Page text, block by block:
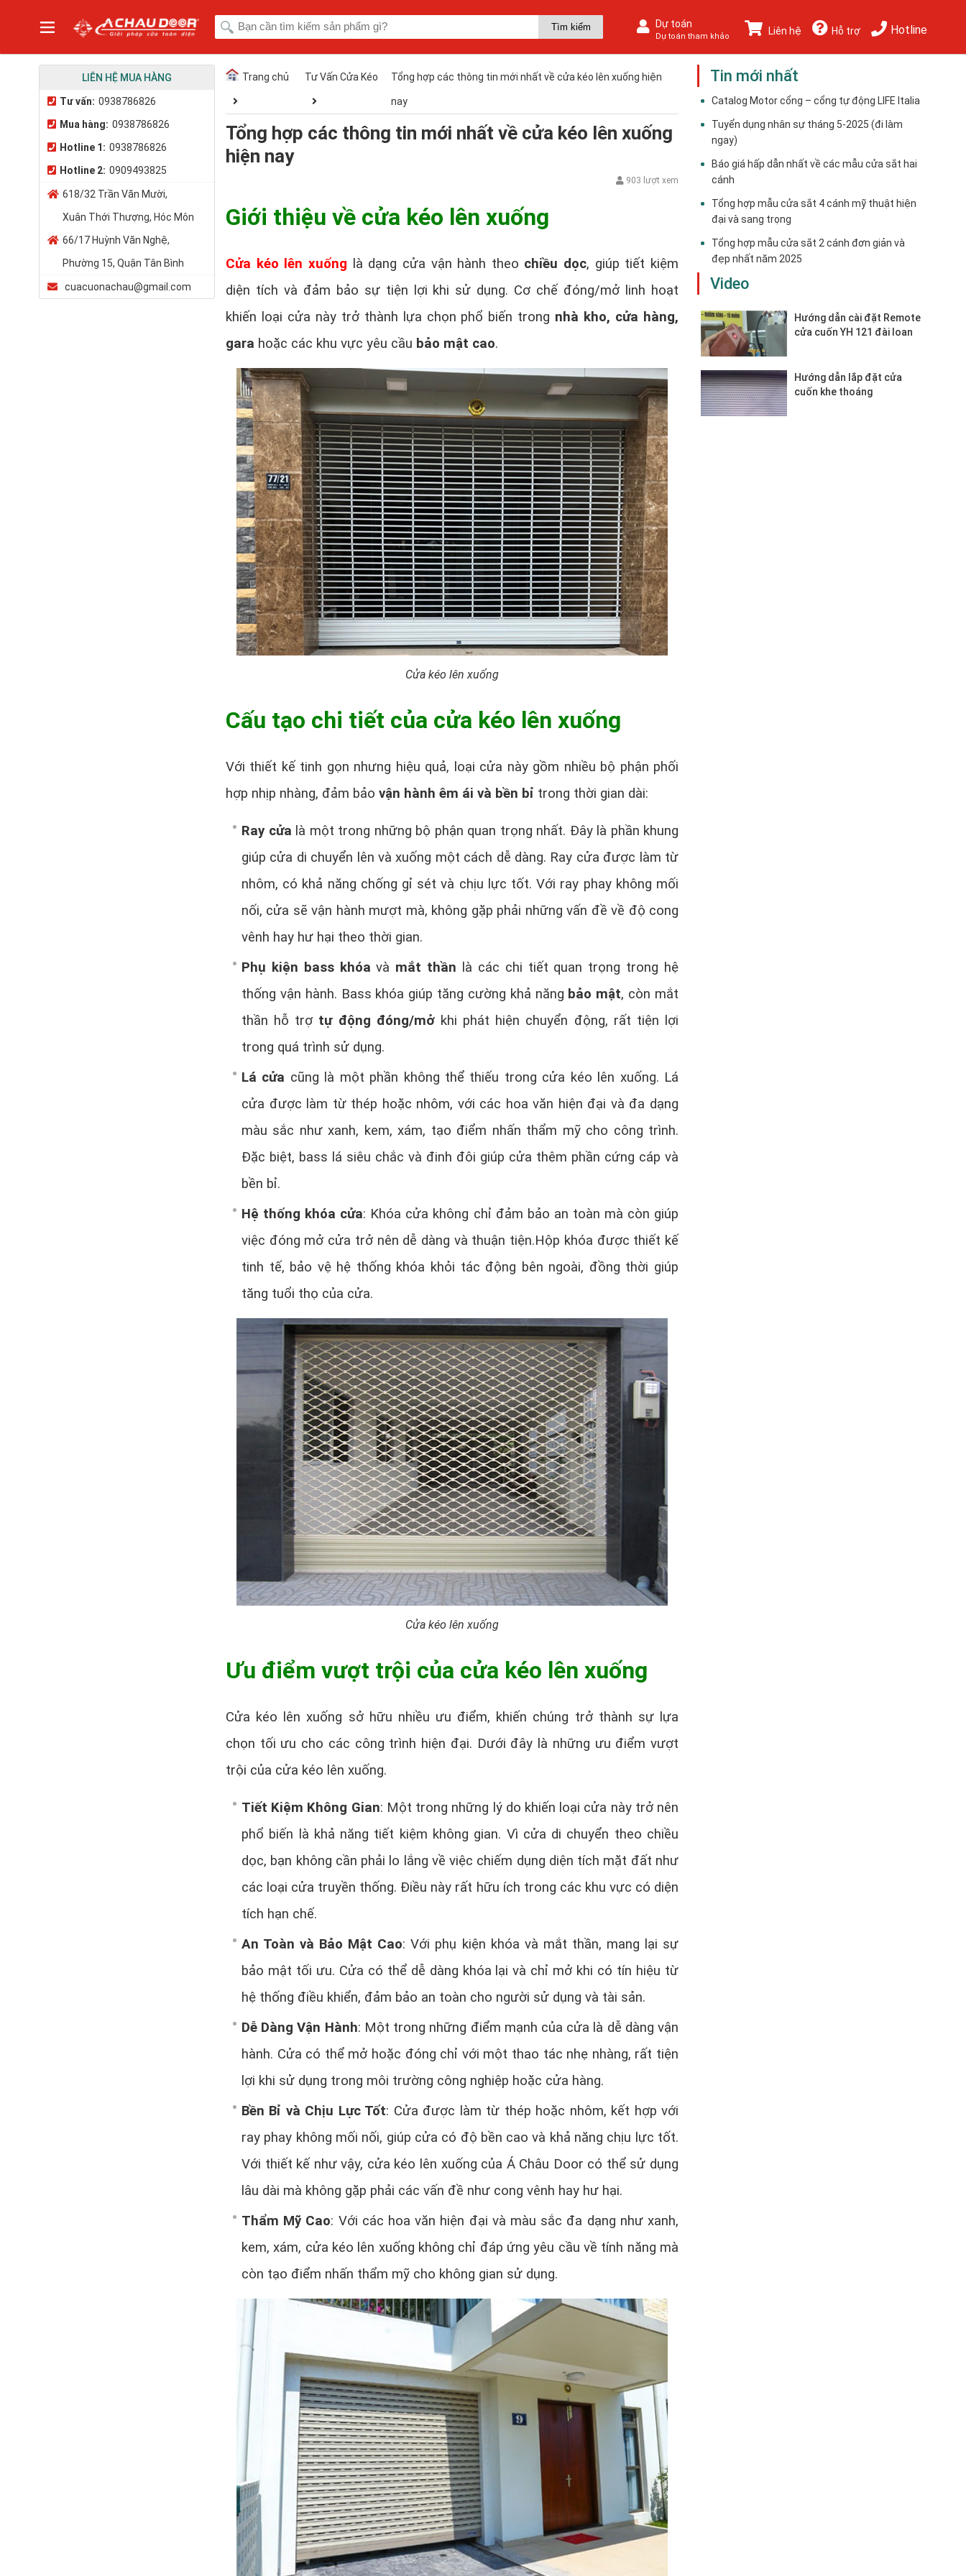
Dự toán
Dự toán tham khảo Liên hệ Hỗ trợ Hotline
LIÊN HỆ MUA HÀNG
Tư vấn: 0938786826
Mua hàng: 0938786826
Hotline 1: 0938786826
Hotline 2: 0909493825
618/32 Trần Văn Mười,
Xuân Thới Thượng, Hóc Môn
66/17 Huỳnh Văn Nghệ,
Phường 15, Quận Tân Bình
cuacuonachau@gmail.com
Trang chủ Tư Vấn Cửa Kéo Tổng hợp các thông tin mới nhất về cửa kéo lên xuống hiện
nay
Tổng hợp các thông tin mới nhất về cửa kéo lên xuống
hiện nay
903 lượt xem
Giới thiệu về cửa kéo lên xuống
Cửa kéo lên xuống là dạng cửa vận hành theo chiều dọc, giúp tiết kiệm
diện tích và đảm bảo sự tiện lợi khi sử dụng. Cơ chế đóng/mở linh hoạt
khiến loại cửa này trở thành lựa chọn phổ biến trong nhà kho, cửa hàng,
gara hoặc các khu vực yêu cầu bảo mật cao.
Cửa kéo lên xuống
Cấu tạo chi tiết của cửa kéo lên xuống
Với thiết kế tinh gọn nhưng hiệu quả, loại cửa này gồm nhiều bộ phận phối
hợp nhịp nhàng, đảm bảo vận hành êm ái và bền bỉ trong thời gian dài:
Ray cửa là một trong những bộ phận quan trọng nhất. Đây là phần khung
giúp cửa di chuyển lên và xuống một cách dễ dàng. Ray cửa được làm từ
nhôm, có khả năng chống gỉ sét và chịu lực tốt. Với ray phay không mối
nối, cửa sẽ vận hành mượt mà, không gặp phải những vấn đề về độ cong
vênh hay hư hại theo thời gian.
Phụ kiện bass khóa và mắt thần là các chi tiết quan trọng trong hệ
thống vận hành. Bass khóa giúp tăng cường khả năng bảo mật, còn mắt
thần hỗ trợ tự động đóng/mởkhi phát hiện chuyển động, rất tiện lợi
trong quá trình sử dụng.
Lá cửa cũng là một phần không thể thiếu trong cửa kéo lên xuống. Lá
cửa được làm từ thép hoặc nhôm, với các hoa văn hiện đại và đa dạng
màu sắc như xanh, kem, xám, tạo điểm nhấn thẩm mỹ cho công trình.
Đặc biệt, bass lá siêu chắc và đinh đôi giúp cửa thêm phần cứng cáp và
bền bỉ.
Hệ thống khóa cửa: Khóa cửa không chỉ đảm bảo an toàn mà còn giúp
việc đóng mở cửa trở nên dễ dàng và thuận tiện.Hộp khóa được thiết kế
tinh tế, bảo vệ hệ thống khóa khỏi tác động bên ngoài, đồng thời giúp
tăng tuổi thọ của cửa.
Cửa kéo lên xuống
Ưu điểm vượt trội của cửa kéo lên xuống
Cửa kéo lên xuống sở hữu nhiều ưu điểm, khiến chúng trở thành sự lựa
chọn tối ưu cho các công trình hiện đại. Dưới đây là những ưu điểm vượt
trội của cửa kéo lên xuống.
Tiết Kiệm Không Gian: Một trong những lý do khiến loại cửa này trở nên
phổ biến là khả năng tiết kiệm không gian. Vì cửa di chuyển theo chiều
dọc, bạn không cần phải lo lắng về việc chiếm dụng diện tích mặt đất như
các loại cửa truyền thống. Điều này rất hữu ích trong các khu vực có diện
tích hạn chế.
An Toàn và Bảo Mật Cao: Với phụ kiện khóa và mắt thần, mang lại sự
bảo mật tối ưu. Cửa có thể dễ dàng khóa lại và chỉ mở khi có tín hiệu từ
hệ thống điều khiển, đảm bảo an toàn cho người sử dụng và tài sản.
Dễ Dàng Vận Hành: Một trong những điểm mạnh của cửa là dễ dàng vận
hành. Cửa có thể mở hoặc đóng chỉ với một thao tác nhẹ nhàng, rất tiện
lợi khi sử dụng trong môi trường công nghiệp hoặc cửa hàng.
Bền Bỉ và Chịu Lực Tốt: Cửa được làm từ thép hoặc nhôm, kết hợp với
ray phay không mối nối, giúp cửa có độ bền cao và khả năng chịu lực tốt.
Với thiết kế như vậy, cửa kéo lên xuống của Á Châu Door có thể sử dụng
lâu dài mà không gặp phải các vấn đề như cong vênh hay hư hại.
Thẩm Mỹ Cao: Với các hoa văn hiện đại và màu sắc đa dạng như xanh,
kem, xám, cửa kéo lên xuống không chỉ đáp ứng yêu cầu về tính năng mà
còn tạo điểm nhấn thẩm mỹ cho không gian sử dụng.
Tin mới nhất
Catalog Motor cổng – cổng tự động LIFE Italia
Tuyển dụng nhân sự tháng 5-2025 (đi làm
ngay)
Báo giá hấp dẫn nhất về các mẫu cửa sắt hai
cánh
Tổng hợp mẫu cửa sắt 4 cánh mỹ thuật hiện
đại và sang trọng
Tổng hợp mẫu cửa sắt 2 cánh đơn giản và
đẹp nhất năm 2025
Video
Hướng dẫn cài đặt Remote
cửa cuốn YH 121 đài loan
Hướng dẫn lắp đặt cửa
cuốn khe thoáng